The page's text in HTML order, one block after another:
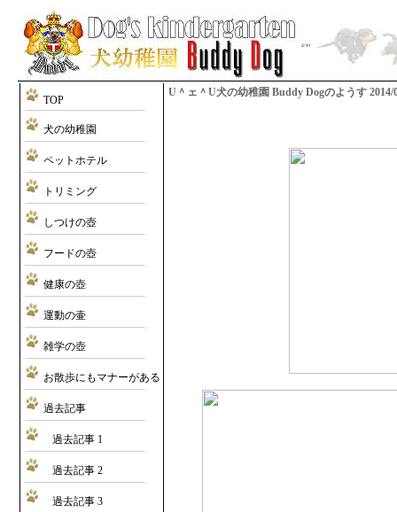
TOP
犬の幼稚園
ペットホテル
トリミング
しつけの壺
フードの壺
健康の壺
運動の壷
雑学の壺
お散歩にもマナーがある
過去記事
過去記事 1
過去記事 2
過去記事 3
U＾ェ＾U犬の幼稚園 Buddy Dogのようす 2014/